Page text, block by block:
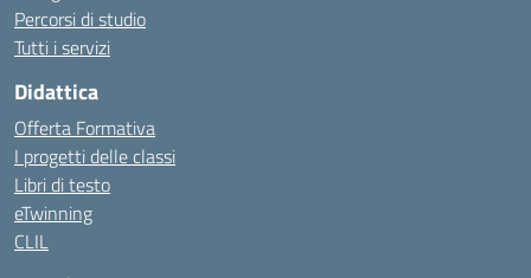
Percorsi di studio
Tutti i servizi
Didattica
Offerta Formativa
I progetti delle classi
Libri di testo
eTwinning
CLIL